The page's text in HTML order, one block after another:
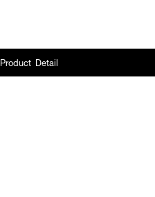
Product Detail